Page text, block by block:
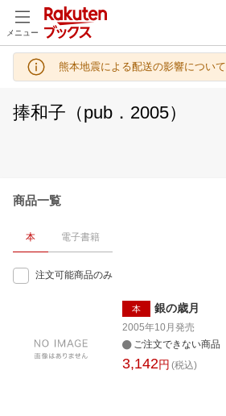
メニュー
熊本地震による配送の影響について
捧和子（pub．2005）
商品一覧
本 電子書籍
注文可能商品のみ
本 銀の歳月
2005年10月 発売
ご注文できない商品
3,142円 (税込)